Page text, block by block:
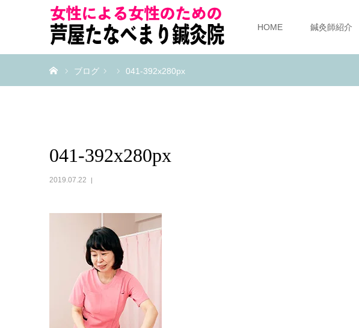
HOME 鍼灸師紹介
ブログ 041-392x280px
041-392x280px
2019.07.22